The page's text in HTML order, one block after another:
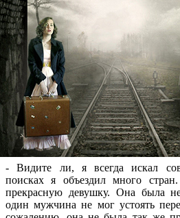
- Видите ли, я всегда искал
поисках я объездил много
прекрасную девушку. Она была
один мужчина не мог устоять